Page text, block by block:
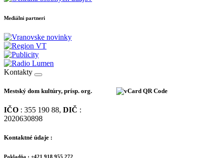
Mediálni partneri
Kontakty
Mestský dom kultúry, prísp. org.
IČO : 355 190 88, DIČ :
2020630898
Kontaktné údaje :
Pokladňa : +421 918 955 272